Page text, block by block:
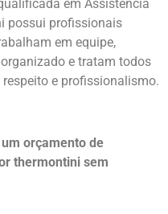
em Assistência
possui profissionais
em equipe,
e tratam todos
e profissionalismo.
orçamento de
thermontini sem